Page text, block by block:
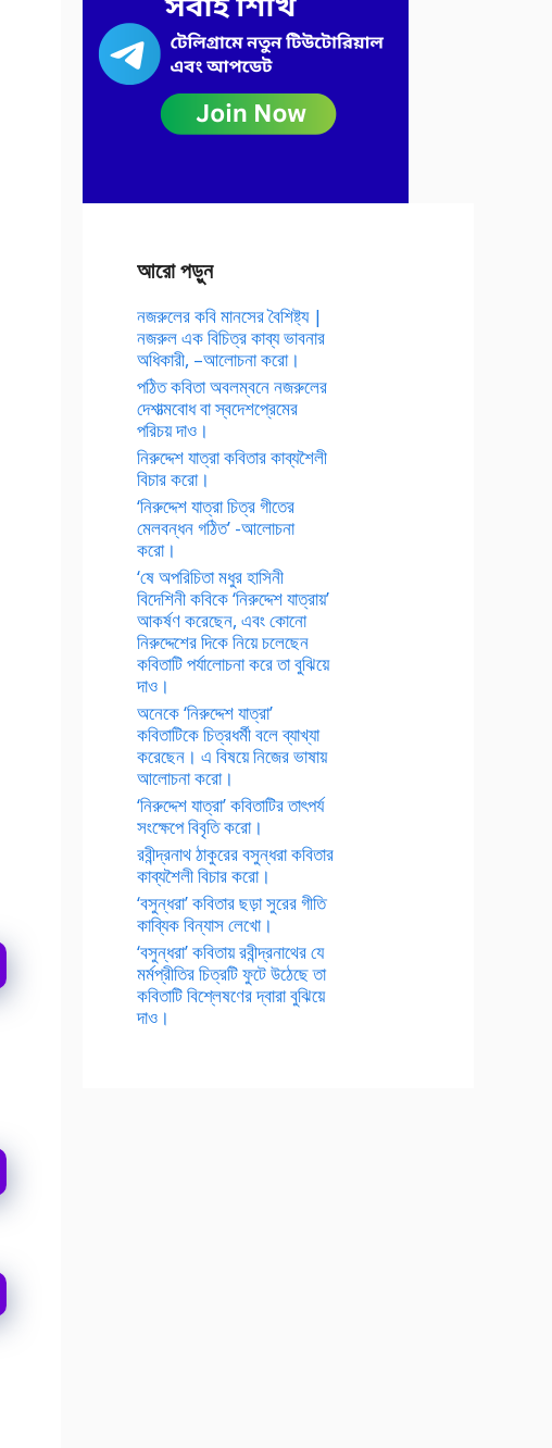
আরো পড়ুন
নজরুলের কবি মানসের বৈশিষ্ট্য |
নজরুল এক বিচিত্র কাব্য ভাবনার
অধিকারী, –আলোচনা করো।
পঠিত কবিতা অবলম্বনে নজরুলের
দেশাত্মবোধ বা স্বদেশপ্রেমের
পরিচয় দাও।
নিরুদ্দেশ যাত্রা কবিতার কাব্যশৈলী
বিচার করো।
‘নিরুদ্দেশ যাত্রা চিত্র গীতের
মেলবন্ধন গঠিত’ -আলোচনা
করো।
‘ষে অপরিচিতা মধুর হাসিনী
বিদেশিনী কবিকে ‘নিরুদ্দেশ যাত্রায়’
আকর্ষণ করেছেন, এবং কোনো
নিরুদ্দেশের দিকে নিয়ে চলেছেন
কবিতাটি পর্যালোচনা করে তা বুঝিয়ে
দাও।
অনেকে ‘নিরুদ্দেশ যাত্রা’
কবিতাটিকে চিত্রধর্মী বলে ব্যাখ্যা
করেছেন। এ বিষয়ে নিজের ভাষায়
আলোচনা করো।
‘নিরুদ্দেশ যাত্রা’ কবিতাটির তাৎপর্য
সংক্ষেপে বিবৃতি করো।
রবীন্দ্রনাথ ঠাকুরের বসুন্ধরা কবিতার
কাব্যশৈলী বিচার করো।
‘বসুন্ধরা’ কবিতার ছড়া সুরের গীতি
কাব্যিক বিন্যাস লেখো।
‘বসুন্ধরা’ কবিতায় রবীন্দ্রনাথের যে
মর্মপ্রীতির চিত্রটি ফুটে উঠেছে তা
কবিতাটি বিশ্লেষণের দ্বারা বুঝিয়ে
দাও।